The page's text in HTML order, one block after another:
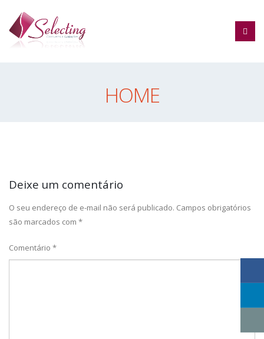
HOME
Deixe um comentário
O seu endereço de e-mail não será publicado. Campos obrigatórios
são marcados com *
Comentário *